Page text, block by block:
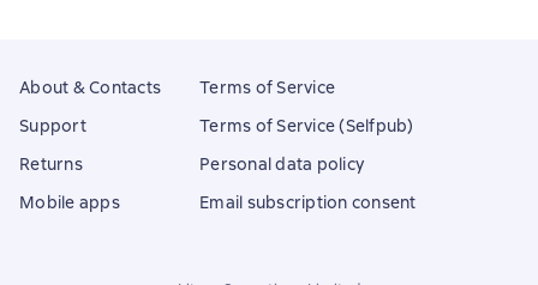
About & Contacts
Support
Returns
Mobile apps
Terms of Service
Terms of Service (Selfpub)
Personal data policy
Email subscription consent